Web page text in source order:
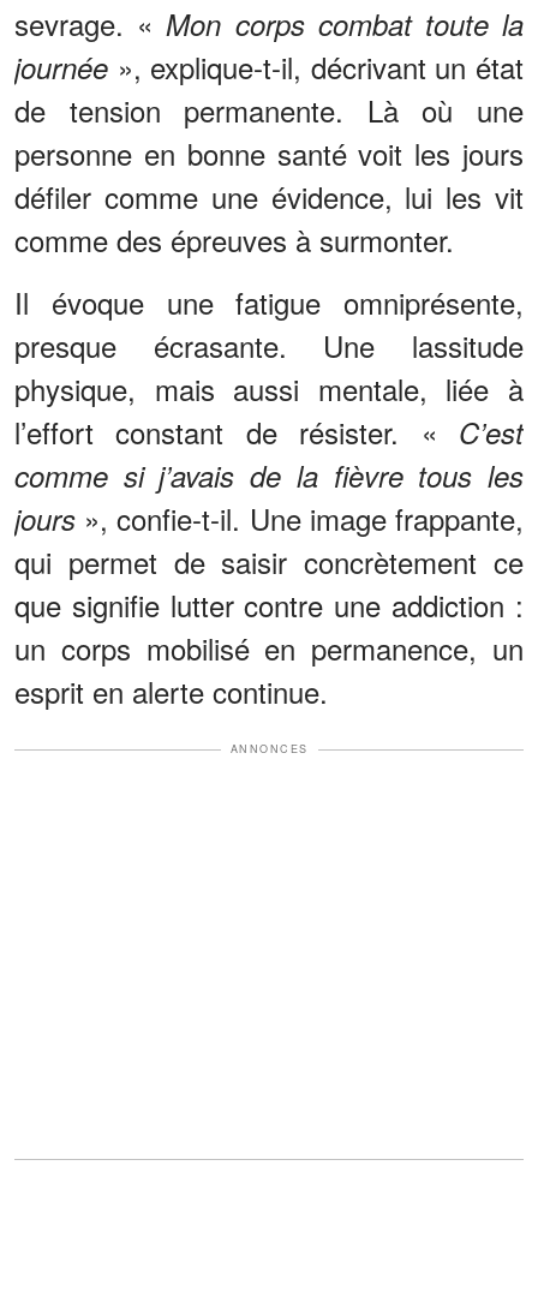
sevrage. «Mon corps combat toute la
journée », explique-t-il, décrivant un état
de tension permanente. Là où une
personne en bonne santé voit les jours
défiler comme une évidence, lui les vit
comme des épreuves à surmonter.
Il évoque une fatigue omniprésente,
presque écrasante. Une lassitude
physique, mais aussi mentale, liée à
l’effort constant de résister. « C’est
comme si j’avais de la fièvre tous les
jours », confie-t-il. Une image frappante,
qui permet de saisir concrètement ce
que signifie lutter contre une addiction :
un corps mobilisé en permanence, un
esprit en alerte continue.
ANNONCES